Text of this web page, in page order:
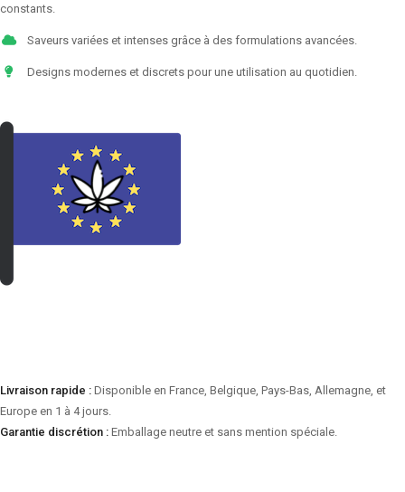
constants.
Saveurs variées et intenses grâce à des formulations avancées.
Designs modernes et discrets pour une utilisation au quotidien.
Livraison rapide : Disponible en France, Belgique, Pays-Bas, Allemagne, et
Europe en 1 à 4 jours.
Garantie discrétion : Emballage neutre et sans mention spéciale.